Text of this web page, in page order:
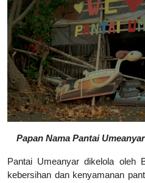
Papan Nama Pantai
Pantai Umeanyar dikelola oleh
kebersihan dan kenyamanan